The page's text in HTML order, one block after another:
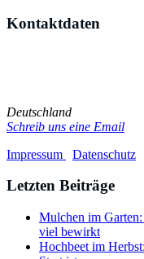
Kontaktdaten
Deutschland
Schreib uns eine Email
Impressum
Datenschutz
Letzten Beiträge
Mulchen im
viel bewirkt
Hochbeet im